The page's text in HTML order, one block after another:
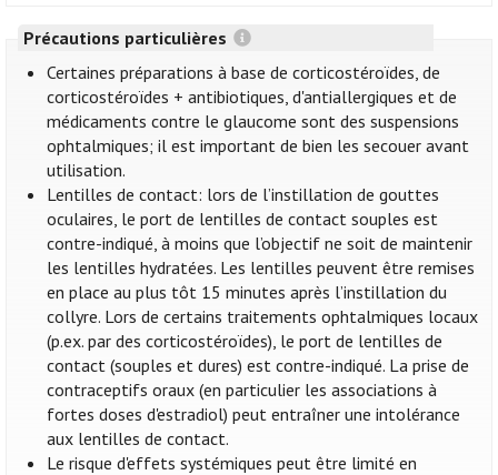
Précautions particulières
Certaines préparations à base de corticostéroïdes, de
corticostéroïdes + antibiotiques, d'antiallergiques et de
médicaments contre le glaucome sont des suspensions
ophtalmiques; il est important de bien les secouer avant
utilisation.
Lentilles de contact: lors de l’instillation de gouttes
oculaires, le port de lentilles de contact souples est
contre-indiqué, à moins que l’objectif ne soit de maintenir
les lentilles hydratées. Les lentilles peuvent être remises
en place au plus tôt 15 minutes après l’instillation du
collyre. Lors de certains traitements ophtalmiques locaux
(p.ex. par des corticostéroïdes), le port de lentilles de
contact (souples et dures) est contre-indiqué. La prise de
contraceptifs oraux (en particulier les associations à
fortes doses d'estradiol) peut entraîner une intolérance
aux lentilles de contact.
Le risque d'effets systémiques peut être limité en